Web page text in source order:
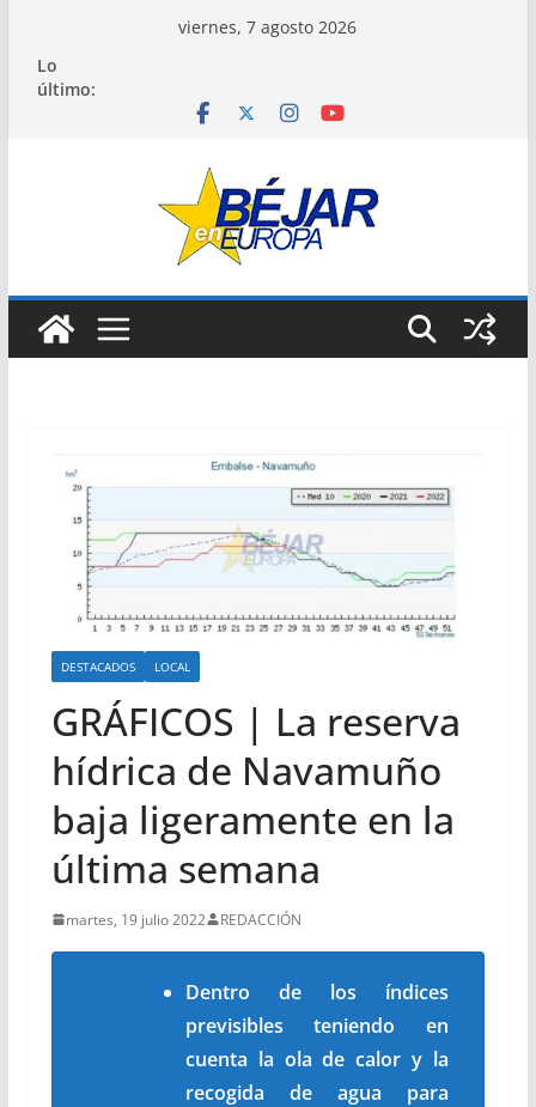
contenido
viernes, 7 agosto 2026
Lo
último:
DESTACADOS LOCAL
GRÁFICOS | La reserva
hídrica de Navamuño
baja ligeramente en la
última semana
martes, 19 julio 2022 REDACCIÓN
Dentro de los índices
previsibles teniendo en
cuenta la ola de calor y la
recogida de agua para